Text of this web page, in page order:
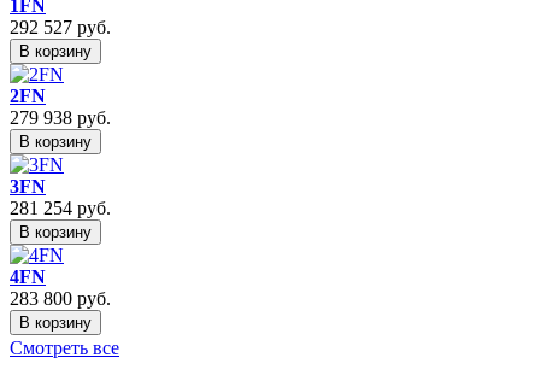
1FN
292 527 руб.
В корзину
2FN
279 938 руб.
В корзину
3FN
281 254 руб.
В корзину
4FN
283 800 руб.
В корзину
Смотреть все